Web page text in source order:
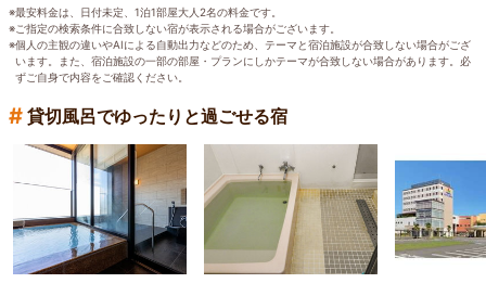
※最安料金は、日付未定、1泊1部屋大人2名の料金です。
※ご指定の検索条件に合致しない宿が表示される場合がございます。
※個人の主観の違いやAIによる自動出力などのため、テーマと宿泊施設が合致しない場合がござ
います。また、宿泊施設の一部の部屋・プランにしかテーマが合致しない場合があります。必
ずご自身で内容をご確認ください。
# 貸切風呂でゆったりと過ごせる宿